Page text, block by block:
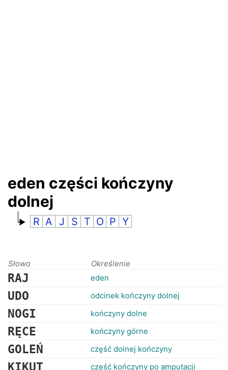
eden części kończyny
dolnej
R A J S T O P Y
Słowo Określenie
RAJ eden
UDO odcinek kończyny dolnej
NOGI kończyny dolne
RĘCE kończyny górne
GOLEŃ część dolnej kończyny
KIKUT część kończyny po amputacji